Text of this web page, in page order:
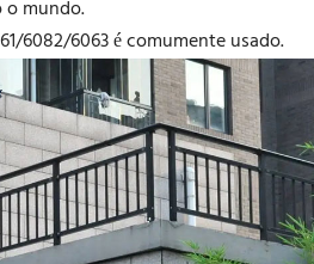
o mundo.
6082/6063 é comumente usado.